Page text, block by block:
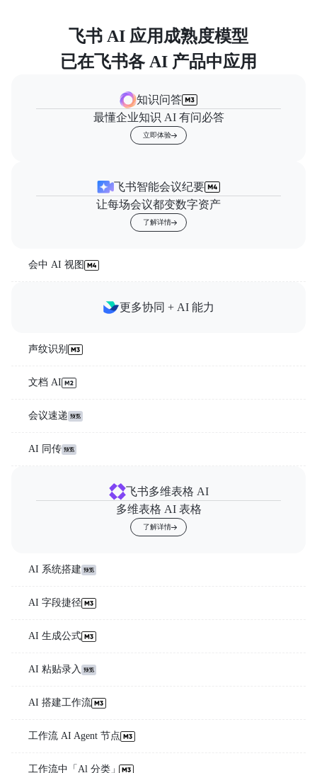
飞书 AI 应用成熟度模型
已在飞书各 AI 产品中应用
知识问答
最懂企业知识 AI 有问必答
立即体验
飞书智能会议纪要
让每场会议都变数字资产
了解详情
会中 AI 视图
更多协同 + AI 能力
声纹识别
文档 AI
会议速递
AI 同传
飞书多维表格 AI
多维表格 AI 表格
了解详情
AI 系统搭建
AI 字段捷径
AI 生成公式
AI 粘贴录入
AI 搭建工作流
工作流 AI Agent 节点
工作流中「Al 分类」